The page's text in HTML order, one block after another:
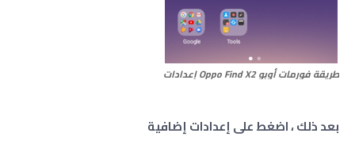
طريقة فورمات أوبو Oppo Find X2 إعدادات
بعد ذلك ، اضغط على إعدادات إضافية